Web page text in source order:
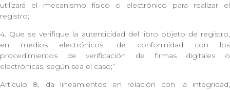
utilizará el mecanismo físico o electrónico para realizar el
registro;
4. Que se verifique la autenticidad del libro objeto de registro,
en medios electrónicos, de conformidad con los
procedimientos de verificación de firmas digitales o
electrónicas, según sea el caso;”
Artículo 8, da lineamientos en relación con la integridad,